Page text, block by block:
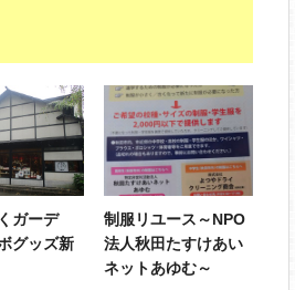
ガーデ
グッズ新
制服リユース～NPO
法人秋田たすけあい
ネットあゆむ～